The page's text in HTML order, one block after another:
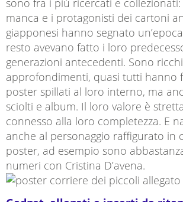
sono fra i più ricercati e
manca e i protagonisti dei cartoni
giapponesi hanno segnato
resto avevano fatto i loro
generazioni antecedenti. Sono
approfondimenti, quasi tutti hanno
poster spillati al loro interno, ma
sciolti e album. Il loro valore è
connesso alla loro completezza. E
anche al personaggio raffigurato in
poster, ad esempio sono
numeri con Cristina D’avena.